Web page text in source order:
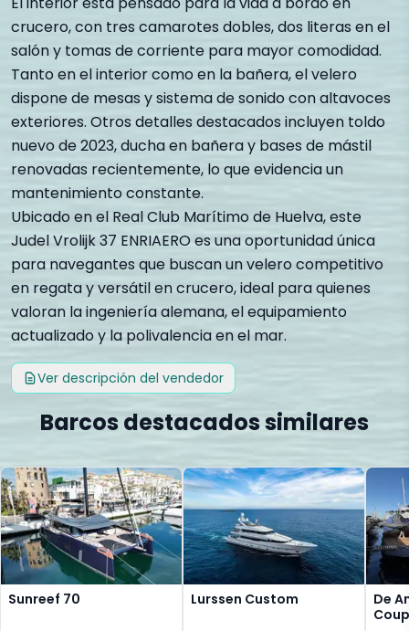
crucero, con tres camarotes dobles, dos literas en el
salón y tomas de corriente para mayor comodidad.
Tanto en el interior como en la bañera, el velero
dispone de mesas y sistema de sonido con altavoces
exteriores. Otros detalles destacados incluyen toldo
nuevo de 2023, ducha en bañera y bases de mástil
renovadas recientemente, lo que evidencia un
mantenimiento constante.
Ubicado en el Real Club Marítimo de Huelva, este
Judel Vrolijk 37 ENRIAERO es una oportunidad única
para navegantes que buscan un velero competitivo
en regata y versátil en crucero, ideal para quienes
valoran la ingeniería alemana, el equipamiento
actualizado y la polivalencia en el mar.
Ver descripción del vendedor
Barcos destacados similares
Sunreef 70 Lurssen Custom
De